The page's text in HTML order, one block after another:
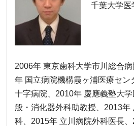
千葉大学医
2006年 東京歯科大学市川総合
年 国立病院機構霞ヶ浦医療セン
十字病院、2010年 慶應義塾大
般・消化器外科助教授、2013年
科、2015年 立川病院外科医長